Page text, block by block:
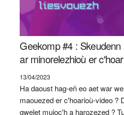
Geekomp #4 :
ar minorelezhioù er
13/04/2023
Ha daoust hag-eñ eo aet war
maouezed er c'hoarioù-video ?
gwelet muioc'h a harozezed ?